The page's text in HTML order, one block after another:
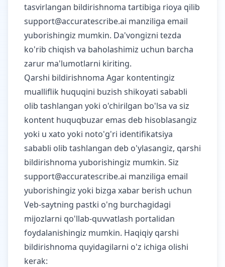
tasvirlangan bildirishnoma tartibiga rioya qilib
support@accuratescribe.ai manziliga email
yuborishingiz mumkin. Da'vongizni tezda
ko'rib chiqish va baholashimiz uchun barcha
zarur ma'lumotlarni kiriting.
Qarshi bildirishnoma Agar kontentingiz
mualliflik huquqini buzish shikoyati sababli
olib tashlangan yoki o'chirilgan bo'lsa va siz
kontent huquqbuzar emas deb hisoblasangiz
yoki u xato yoki noto'g'ri identifikatsiya
sababli olib tashlangan deb o'ylasangiz, qarshi
bildirishnoma yuborishingiz mumkin. Siz
support@accuratescribe.ai manziliga email
yuborishingiz yoki bizga xabar berish uchun
Veb-saytning pastki o'ng burchagidagi
mijozlarni qo'llab-quvvatlash portalidan
foydalanishingiz mumkin. Haqiqiy qarshi
bildirishnoma quyidagilarni o'z ichiga olishi
kerak: